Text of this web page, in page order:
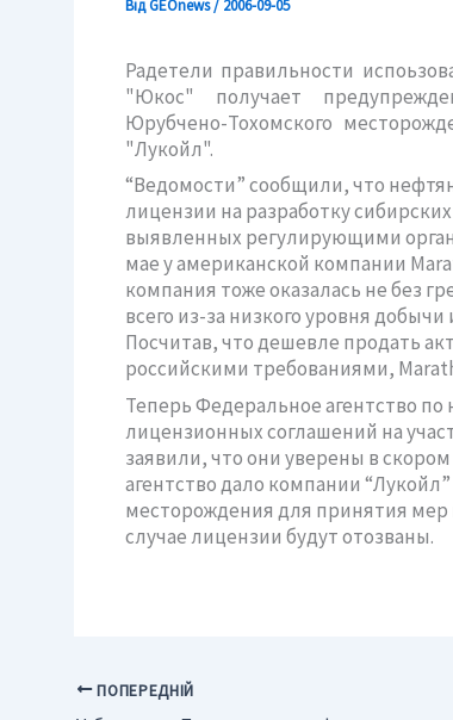
ВідGEOnews/ 2006-09-05
Радетели правильности
"Юкос" получает
Юрубчено-Тохомского
"Лукойл".
“Ведомости” сообщили, что
лицензии на разработку
выявленных регулирующими
мае у американской компании
компания тоже оказалась не без
всего из-за низкого уровня
Посчитав, что дешевле продать
российскими требованиями,
Теперь Федеральное агентство
лицензионных соглашений на
заявили, что они уверены в
агентство дало компании
месторождения для принятия
случае лицензии будут отозваны.
ПОПЕРЕДНІЙ